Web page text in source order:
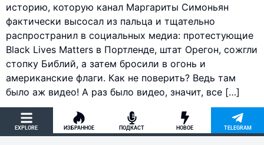
историю, которую канал Маргариты Симоньян
фактически высосал из пальца и тщательно
распространил в социальных медиа: протестующие
Black Lives Matters в Портленде, штат Орегон, сожгли
стопку Библий, а затем бросили в огонь и
американские флаги. Как не поверить? Ведь там
было аж видео! А раз было видео, значит, все […]
EXPLORE ИЗБРАННОЕ ПОДКАСТ НОВОЕ TELEGRAM